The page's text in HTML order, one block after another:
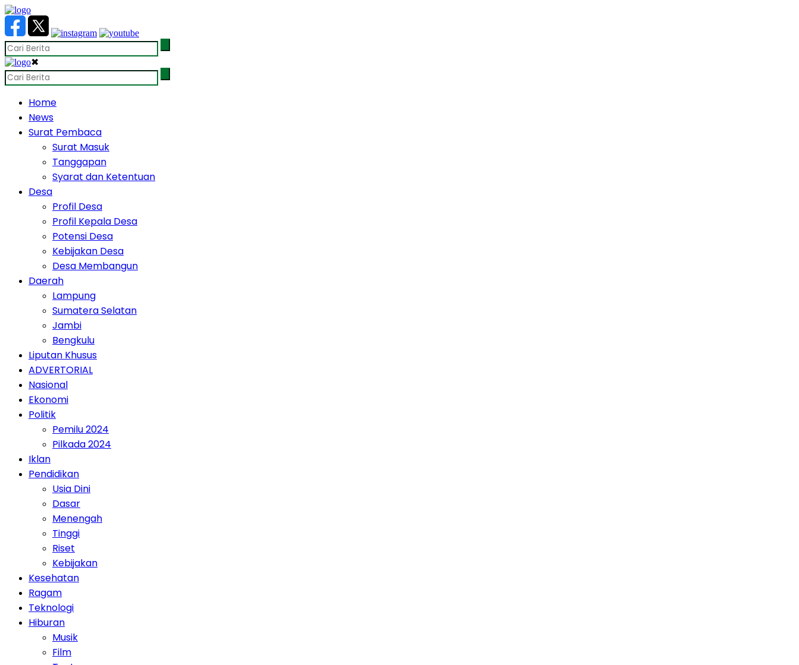
✖
Home
News
Surat Pembaca
Surat Masuk
Tanggapan
Syarat dan Ketentuan
Desa
Profil Desa
Profil Kepala Desa
Potensi Desa
Kebijakan Desa
Desa Membangun
Daerah
Lampung
Sumatera Selatan
Jambi
Bengkulu
Liputan Khusus
ADVERTORIAL
Nasional
Ekonomi
Politik
Pemilu 2024
Pilkada 2024
Iklan
Pendidikan
Usia Dini
Dasar
Menengah
Tinggi
Riset
Kebijakan
Kesehatan
Ragam
Teknologi
Hiburan
Musik
Film